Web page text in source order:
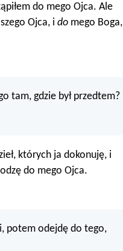
do mego Ojca. Ale
Ojca, i do mego Boga,
tam, gdzie był przedtem?
których ja dokonuję, i
do mego Ojca.
potem odejdę do tego,